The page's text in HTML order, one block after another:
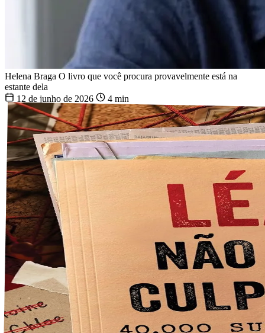
Helena Braga O livro que você procura provavelmente está na
estante dela
12 de junho de 2026
4 min